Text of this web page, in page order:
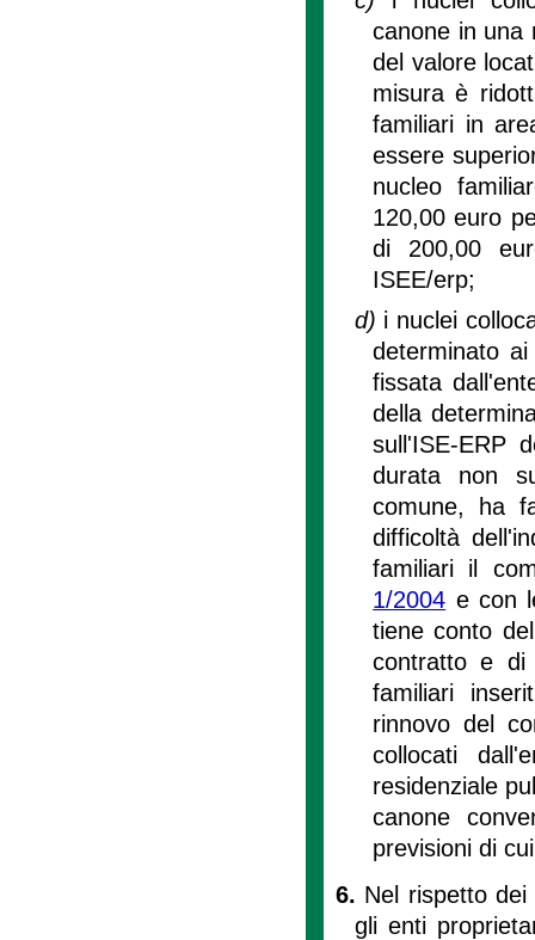
canone in una
del valore
misura è
familiari in
essere
nucleo
120,00 euro
di 200,00
ISEE/erp;
d) i nuclei
determinato
fissata
della
sull'ISE-ERP
durata non
comune, ha
difficoltà
familiari il
1/2004 e con
tiene conto
contratto e di
familiari
rinnovo del
collocati
residenziale
canone
previsioni di
6. Nel rispetto
gli enti